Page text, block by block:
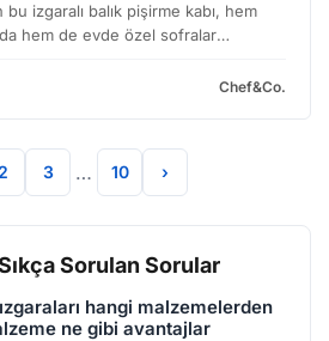
izgaralı balık pişirme kabı, hem
hem de evde özel sofralar
bir araya getiren bu ka…Chef&Co.
2 3 … 10 ›
Sorulan Sorular
hangi malzemelerden
ne gibi avantajlar